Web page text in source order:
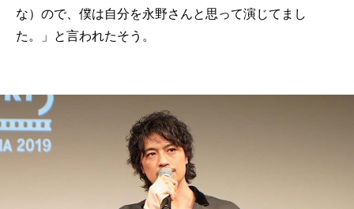
な）ので、僕は自分を永野さんと思って演じてまし
た。」と言われたそう。